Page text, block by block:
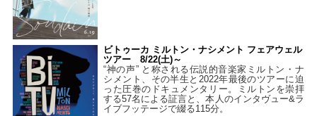
ビトゥーカ ミルトン・ナシメント フェアウェル
ツアー 8/22(土)～
“神の声” と称される伝説的音楽家ミルトン・ナ
シメント、その半生と2022年最後のツアーに迫
った圧巻のドキュメンタリー。ミルトンを崇拝
する57名による証言と、本人のインタヴュー&ラ
イブフッテージで綴る115分。